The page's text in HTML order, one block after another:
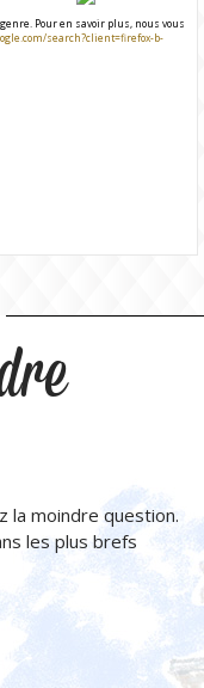
Pour en savoir plus, nous vous
search?client=firefox-b-
la moindre question.
les plus brefs